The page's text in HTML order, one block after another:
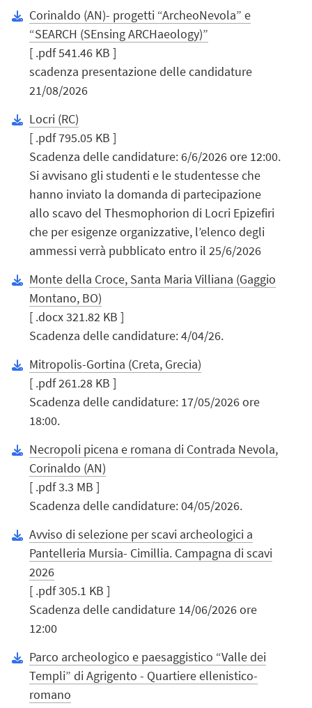
Corinaldo (AN)- progetti “ArcheoNevola” e
“SEARCH (SEnsing ARCHaeology)”
[ .pdf 541.46 KB ]
scadenza presentazione delle candidature
21/08/2026
Locri (RC)
[ .pdf 795.05 KB ]
Scadenza delle candidature: 6/6/2026 ore 12:00.
Si avvisano gli studenti e le studentesse che
hanno inviato la domanda di partecipazione
allo scavo del Thesmophorion di Locri Epizefiri
che per esigenze organizzative, l’elenco degli
ammessi verrà pubblicato entro il 25/6/2026
Monte della Croce, Santa Maria Villiana (Gaggio
Montano, BO)
[ .docx 321.82 KB ]
Scadenza delle candidature: 4/04/26.
Mitropolis-Gortina (Creta, Grecia)
[ .pdf 261.28 KB ]
Scadenza delle candidature: 17/05/2026 ore
18:00.
Necropoli picena e romana di Contrada Nevola,
Corinaldo (AN)
[ .pdf 3.3 MB ]
Scadenza delle candidature: 04/05/2026.
Avviso di selezione per scavi archeologici a
Pantelleria Mursia- Cimillia. Campagna di scavi
2026
[ .pdf 305.1 KB ]
Scadenza delle candidature 14/06/2026 ore
12:00
Parco archeologico e paesaggistico “Valle dei
Templi” di Agrigento - Quartiere ellenistico-
romano